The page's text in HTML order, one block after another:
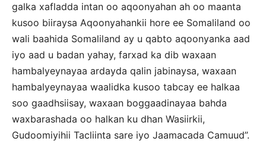
galka xafladda intan oo aqoonyahan ah oo maanta
kusoo biiraysa Aqoonyahankii hore ee Somaliland oo
wali baahida Somaliland ay u qabto aqoonyanka aad
iyo aad u badan yahay, farxad ka dib waxaan
hambalyeynayaa ardayda qalin jabinaysa, waxaan
hambalyeynayaa waalidka kusoo tabcay ee halkaa
soo gaadhsiisay, waxaan boggaadinayaa bahda
waxbarashada oo halkan ku dhan Wasiirkii,
Gudoomiyihii Tacliinta sare iyo Jaamacada Camuud”.